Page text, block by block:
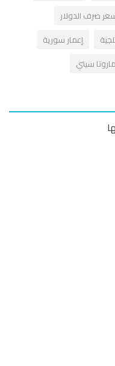
الدولار
إعمار سورية
سيتي